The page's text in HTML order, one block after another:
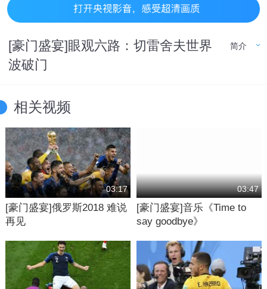
[豪门盛宴]眼观六路：切雷舍夫世界
波破门
简介
相关视频
03:17
[豪门盛宴]俄罗斯2018 难说
再见
03:47
[豪门盛宴]音乐《Time to
say goodbye》